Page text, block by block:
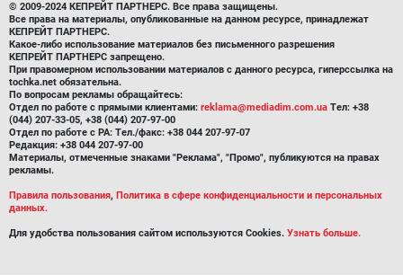
© 2009-2024 КЕПРЕЙТ ПАРТНЕРС. Все права защищены.
Все права на материалы, опубликованные на данном ресурсе, принадлежат
КЕПРЕЙТ ПАРТНЕРС.
Какое-либо использование материалов без письменного разрешения
КЕПРЕЙТ ПАРТНЕРС запрещено.
При правомерном использовании материалов с данного ресурса, гиперссылка на
tochka.net обязательна.
По вопросам рекламы обращайтесь:
Отдел по работе с прямыми клиентами: reklama@mediadim.com.ua Тел: +38
(044) 207-33-05, +38 (044) 207-97-00
Отдел по работе с РА: Тел./факс: +38 044 207-97-07
Редакция: +38 044 207-97-00
Материалы, отмеченные знаками "Реклама", "Промо", публикуются на правах
рекламы.
Правила пользования, Политика в сфере конфиденциальности и персональных
данных.
Для удобства пользования сайтом используются Cookies. Узнать больше.